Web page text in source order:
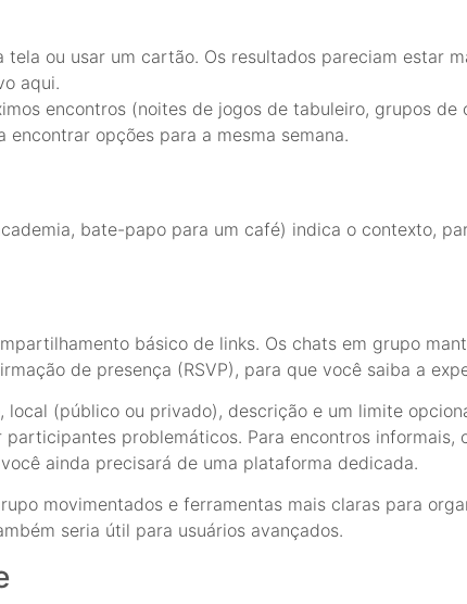
ou usar um cartão. Os resultados pareciam estar
aqui.
encontros (noites de jogos de tabuleiro, grupos
opções para a mesma semana.
bate-papo para um café) indica o contexto,
básico de links. Os chats em grupo
de presença (RSVP), para que você saiba a
(público ou privado), descrição e um limite
problemáticos. Para encontros informais,
ainda precisará de uma plataforma dedicada.
movimentados e ferramentas mais claras para
seria útil para usuários avançados.